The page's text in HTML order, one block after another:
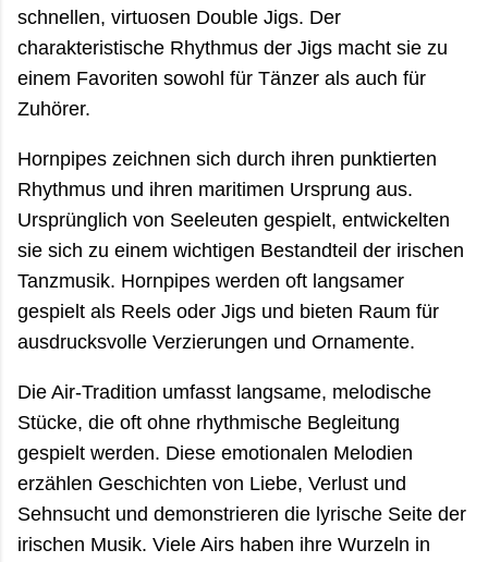
schnellen, virtuosen Double Jigs. Der
charakteristische Rhythmus der Jigs macht sie zu
einem Favoriten sowohl für Tänzer als auch für
Zuhörer.
Hornpipes zeichnen sich durch ihren punktierten
Rhythmus und ihren maritimen Ursprung aus.
Ursprünglich von Seeleuten gespielt, entwickelten
sie sich zu einem wichtigen Bestandteil der irischen
Tanzmusik. Hornpipes werden oft langsamer
gespielt als Reels oder Jigs und bieten Raum für
ausdrucksvolle Verzierungen und Ornamente.
Die Air-Tradition umfasst langsame, melodische
Stücke, die oft ohne rhythmische Begleitung
gespielt werden. Diese emotionalen Melodien
erzählen Geschichten von Liebe, Verlust und
Sehnsucht und demonstrieren die lyrische Seite der
irischen Musik. Viele Airs haben ihre Wurzeln in